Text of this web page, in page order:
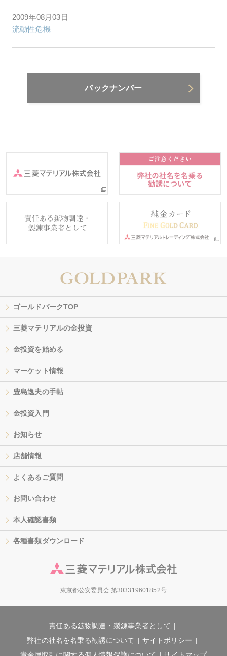
2009年08月03日
流動性危機
バックナンバー
ゴールドパークTOP
三菱マテリアルの金投資
金投資を始める
マーケット情報
豊島逸夫の手帖
金投資入門
お知らせ
店舗情報
よくあるご質問
お問い合わせ
本人確認書類
各種書類ダウンロード
東京都公安委員会 第303319601852号
責任ある鉱物調達・製錬事業者として
弊社の社名を名乗る勧誘について
サイトポリシー